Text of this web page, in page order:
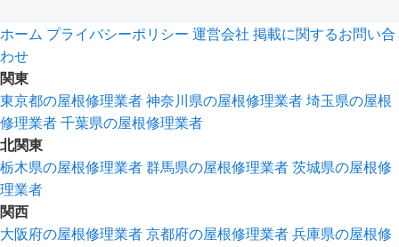
ホーム プライバシーポリシー 運営会社 掲載に関するお問い合
わせ
関東
東京都の屋根修理業者 神奈川県の屋根修理業者 埼玉県の屋根
修理業者 千葉県の屋根修理業者
北関東
栃木県の屋根修理業者 群馬県の屋根修理業者 茨城県の屋根修
理業者
関西
大阪府の屋根修理業者 京都府の屋根修理業者 兵庫県の屋根修